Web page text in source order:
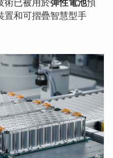
術已被用於彈性電池預
置和可摺疊智慧型手